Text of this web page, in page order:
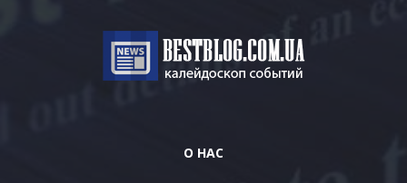
О НАС